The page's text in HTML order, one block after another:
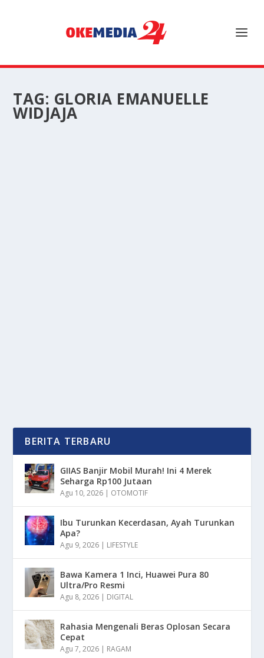
TAG: GLORIA EMANUELLE
WIDJAJA
BERITA TERBARU
GIIAS Banjir Mobil Murah! Ini 4 Merek
Seharga Rp100 Jutaan
Agu 10, 2026 | OTOMOTIF
Ibu Turunkan Kecerdasan, Ayah Turunkan
Apa?
Agu 9, 2026 | LIFESTYLE
Bawa Kamera 1 Inci, Huawei Pura 80
Ultra/Pro Resmi
Agu 8, 2026 | DIGITAL
Rahasia Mengenali Beras Oplosan Secara
Cepat
Agu 7, 2026 | RAGAM